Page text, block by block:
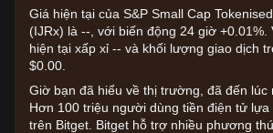
Giá hiện tại của S&P Small Cap
(IJRx) là --, với biến động 24 giờ +0.01%.
hiện tại xấp xỉ -- và khối lượng giao dịch
$0.00.
Giờ bạn đã hiểu về thị trường, đã đến lúc
Hơn 100 triệu người dùng tiền điện tử lựa
trên Bitget. Bitget hỗ trợ nhiều phương